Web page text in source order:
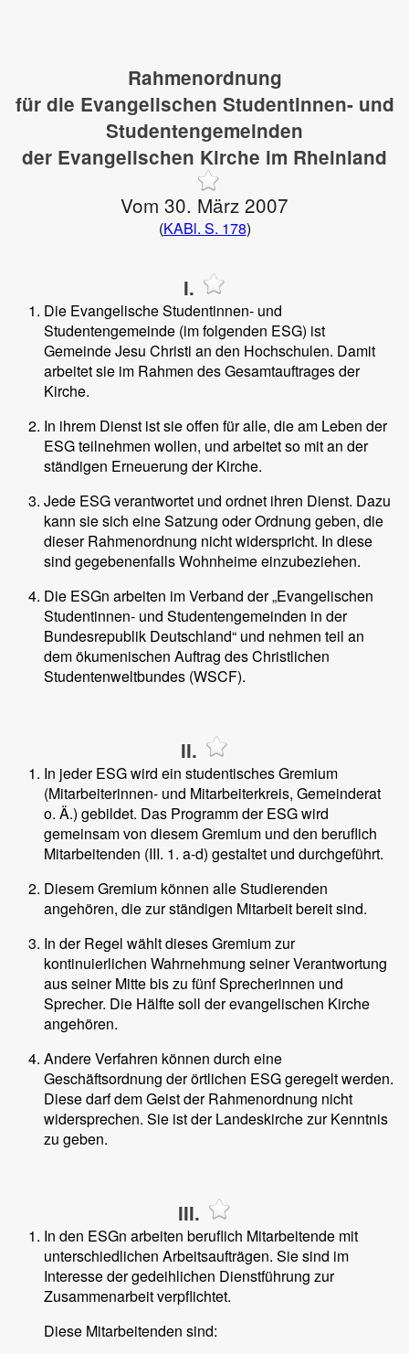
Rahmenordnung
für die Evangelischen Studentinnen- und
Studentengemeinden
der Evangelischen Kirche im Rheinland
Vom 30. März 2007
(KABl. S. 178)
I.
Die Evangelische Studentinnen- und
Studentengemeinde (im folgenden ESG) ist
Gemeinde Jesu Christi an den Hochschulen. Damit
arbeitet sie im Rahmen des Gesamtauftrages der
Kirche.
In ihrem Dienst ist sie offen für alle, die am Leben der
ESG teilnehmen wollen, und arbeitet so mit an der
ständigen Erneuerung der Kirche.
Jede ESG verantwortet und ordnet ihren Dienst. Dazu
kann sie sich eine Satzung oder Ordnung geben, die
dieser Rahmenordnung nicht widerspricht. In diese
sind gegebenenfalls Wohnheime einzubeziehen.
Die ESGn arbeiten im Verband der „Evangelischen
Studentinnen- und Studentengemeinden in der
Bundesrepublik Deutschland“ und nehmen teil an
dem ökumenischen Auftrag des Christlichen
Studentenweltbundes (WSCF).
II.
In jeder ESG wird ein studentisches Gremium
(Mitarbeiterinnen- und Mitarbeiterkreis, Gemeinderat
o. Ä.) gebildet. Das Programm der ESG wird
gemeinsam von diesem Gremium und den beruflich
Mitarbeitenden (III. 1. a-d) gestaltet und durchgeführt.
Diesem Gremium können alle Studierenden
angehören, die zur ständigen Mitarbeit bereit sind.
In der Regel wählt dieses Gremium zur
kontinuierlichen Wahrnehmung seiner Verantwortung
aus seiner Mitte bis zu fünf Sprecherinnen und
Sprecher. Die Hälfte soll der evangelischen Kirche
angehören.
Andere Verfahren können durch eine
Geschäftsordnung der örtlichen ESG geregelt werden.
Diese darf dem Geist der Rahmenordnung nicht
widersprechen. Sie ist der Landeskirche zur Kenntnis
zu geben.
III.
In den ESGn arbeiten beruflich Mitarbeitende mit
unterschiedlichen Arbeitsaufträgen. Sie sind im
Interesse der gedeihlichen Dienstführung zur
Zusammenarbeit verpflichtet.
Diese Mitarbeitenden sind: